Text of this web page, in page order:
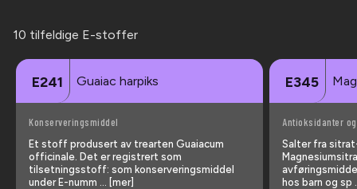
10 tilfeldige E-stoffer
E241 Guaiac harpiks
Konserveringsmiddel
Et stoff produsert av trearten Guaiacum
officinale. Det er registrert som
tilsetningsstoff: som konserveringsmiddel
under E-numm … [mer]
E345
Antioksidanter
Salter fra
hos barn og sp